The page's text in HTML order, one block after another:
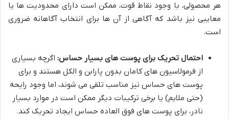
هر محصولی، با وجود نقاط قوت، ممکن است دارای محدودیت ها یا
معایبی نیز باشد که آگاهی از آن ها برای انتخاب آگاهانه ضروری
است.
احتمال تحریک برای پوست های بسیار حساس: اگرچه بسیاری
از فرمولاسیون های کامان بدون پارابن و الکل هستند و برای
پوست های حساس نیز مناسب تلقی می شوند، اما وجود رایحه
(حتی ملایم) یا برخی ترکیبات دیگر ممکن است در موارد بسیار
نادر، برای پوست های فوق العاده حساس ایجاد تحریک کند.